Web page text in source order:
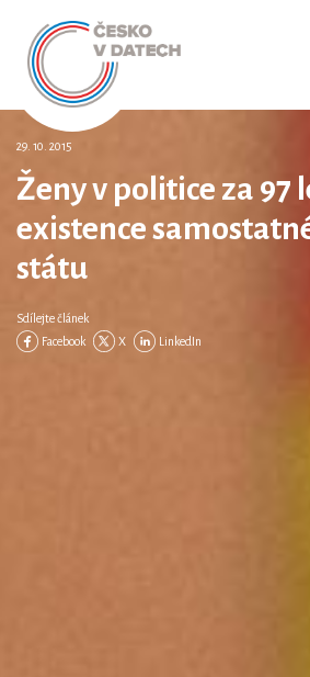
29. 10. 2015
Ženy v politice za 97
existence
státu
Sdílejte článek
Facebook
X LinkedIn